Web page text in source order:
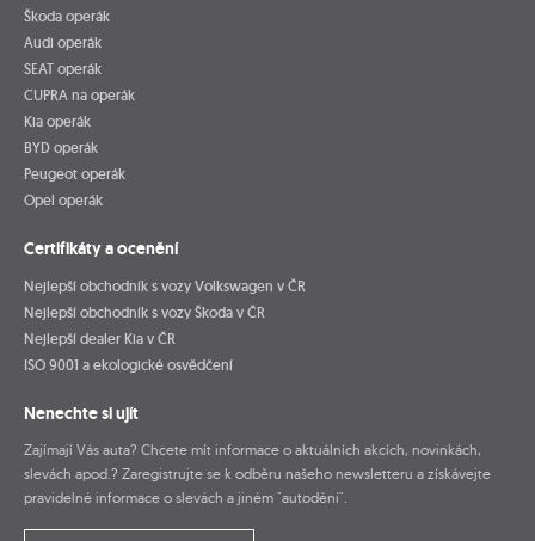
Škoda operák
Audi operák
SEAT operák
CUPRA na operák
Kia operák
BYD operák
Peugeot operák
Opel operák
Certifikáty a ocenění
Nejlepší obchodník s vozy Volkswagen v ČR
Nejlepší obchodník s vozy Škoda v ČR
Nejlepší dealer Kia v ČR
ISO 9001 a ekologické osvědčení
Nenechte si ujít
Zajímají Vás auta? Chcete mít informace o aktuálních akcích, novinkách,
slevách apod.? Zaregistrujte se k odběru našeho newsletteru a získávejte
pravidelné informace o slevách a jiném "autodění".